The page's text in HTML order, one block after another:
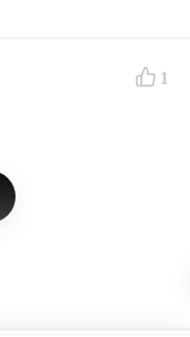
信 ipo19841984 1